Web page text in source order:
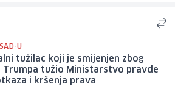
U
tužilac koji je smijenjen zbog
Trumpa tužio Ministarstvo pravde
i kršenja prava